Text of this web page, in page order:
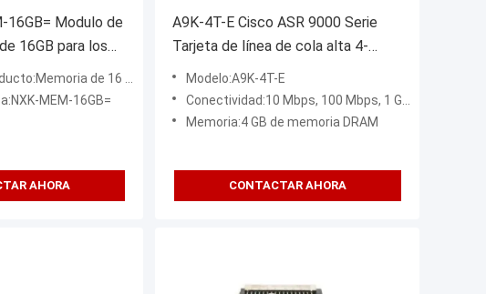
16GB= Modulo de
16GB para los
la serie Nexus
de 16 GB de piezas rápidas
MEM-16GB=
AHORA
A9K-4T-E Cisco ASR 9000 Serie
Tarjeta de línea de cola alta 4-
puerto 10GE Tarjeta de línea
extendida Requiere XFPs
Modelo:A9K-4T-E
Conectividad:10 Mbps, 100 Mbps, 1 Gbps y 10 Gbps 802.3 Ethernet
Memoria:4 GB de memoria DRAM
CONTACTAR AHORA